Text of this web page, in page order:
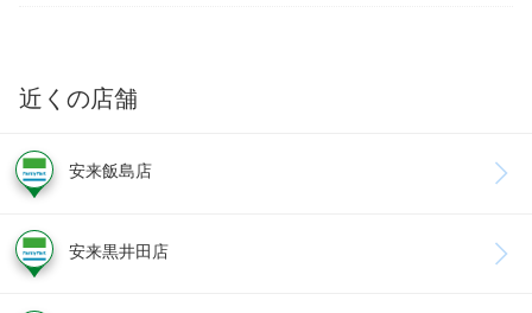
近くの店舗
安来飯島店
安来黒井田店